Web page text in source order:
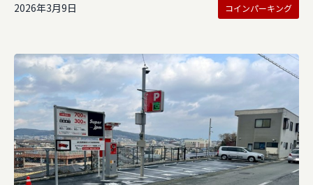
2026年3月9日 コインパーキング